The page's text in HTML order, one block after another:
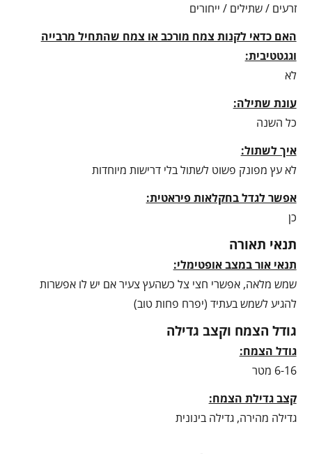
זרעים / שתילים / ייחורים
האם כדאי לקנות צמח מורכב או צמח שהתחיל מרבייה
וגגטטיבית:
לא
עונת שתילה:
כל השנה
איך לשתול:
לא עץ מפונק פשוט לשתול בלי דרישות מיוחדות
אפשר לגדל בחקלאות פיראטית:
כן
תנאי תאורה
תנאי אור במצב אופטימלי:
שמש מלאה, אפשרי חצי צל כשהעץ צעיר אם יש לו אפשרות
להגיע לשמש בעתיד (יפרח פחות טוב)
גודל הצמח וקצב גדילה
גודל הצמח:
6-16 מטר
קצב גדילת הצמח:
גדילה מהירה, גדילה בינונית